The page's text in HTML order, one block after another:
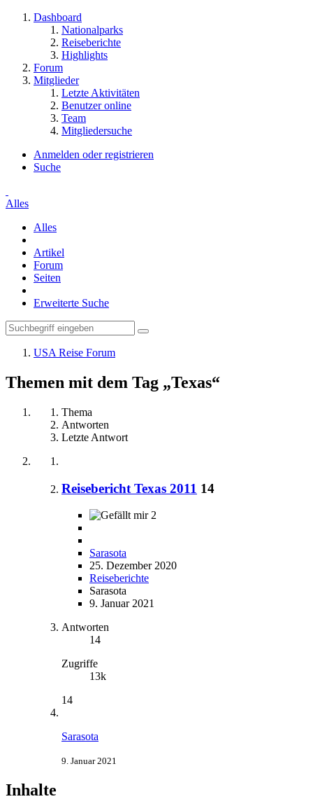
Dashboard
Nationalparks
Reiseberichte
Highlights
Forum
Mitglieder
Letzte Aktivitäten
Benutzer online
Team
Mitgliedersuche
Anmelden oder registrieren
Suche
Alles
Alles
Artikel
Forum
Seiten
Erweiterte Suche
USA Reise Forum
Themen mit dem Tag „Texas“
Thema
Antworten
Letzte Antwort
Reisebericht Texas 2011 14
2
Sarasota
25. Dezember 2020
Reiseberichte
Sarasota
9. Januar 2021
Antworten
14
Zugriffe
13k
14
Sarasota
9. Januar 2021
Inhalte